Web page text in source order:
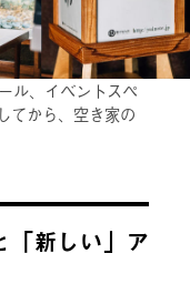
ル、イベントスペ
てから、空き家の
「新しい」ア